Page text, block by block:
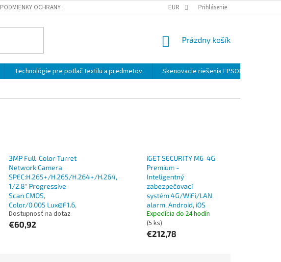
PODMIENKY OCHRANY OSOBNÝCH ÚDAJOV EUR Prihlásenie
NÁKUPNÝ
Prázdny košík
Technológie pre potlač textilu a predmetov Skenovacie riešenia EPSON
3MP Full-Color Turret
Network Camera
SPEC:H.265+/H.265/H.264+/H.264,
1/2.8" Progressive
Scan CMOS,
Color/0.005 Lux@F1.6,
Dostupnosť na dotaz
€60,92
iGET SECURITY M6-4G
Premium -
Inteligentný
zabezpečovací
systém 4G/WiFi/LAN
alarm, Android, iOS
Expedícia do 24 hodín
(5 ks)
€212,78